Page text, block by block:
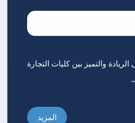
الريادة والتميز بين كليات التجارة
المزيد